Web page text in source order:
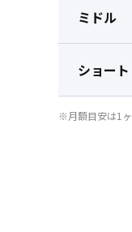
ミドル
ショート
※月額目安は1ヶ